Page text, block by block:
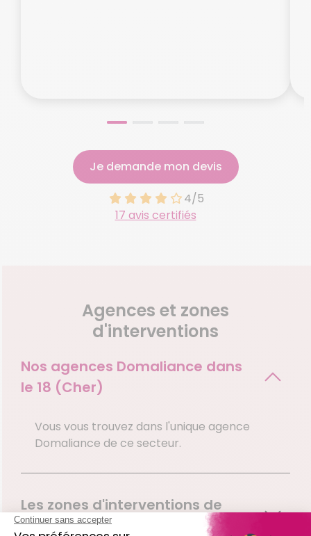
Je demande mon devis
4/5
17 avis certifiés
Agences et zones
d'interventions
Nos agences Domaliance dans
le 18 (Cher)
Vous vous trouvez dans l'unique agence
Domaliance de ce secteur.
Les zones d'interventions de
votre agence Bourges